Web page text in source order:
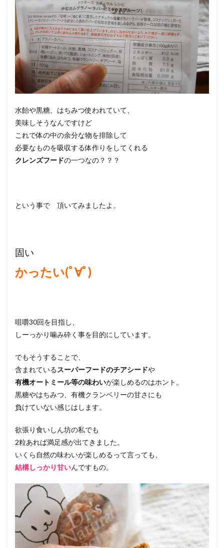
水飴や黒糖、はちみつ使われていて、
美味しそうなんですけど
これで体の中の余分な物を排除して
必要なものを吸収する体作りをしてくれる
クレンズフードの一つなの？？？
という事で 頂いてみましたよ。
固い
かったい(ﾟ∀ﾟ)
咀嚼30回を目指し、
しーっかり噛み砕く事を目的にしています。
でもそうすることで、
含まれているスーパーフードのチアシードや
有機オートミール等の味わいが楽しめるのはホント。
黒糖やはちみつ、有機クランベリーの甘さにも
負けていない感じはします。
欲張り食いしん坊の私でも
2粒あれば満足感が出てきました。
いくら自然の味わいが楽しめるって言っても、
結構しっかり甘いんですもの。